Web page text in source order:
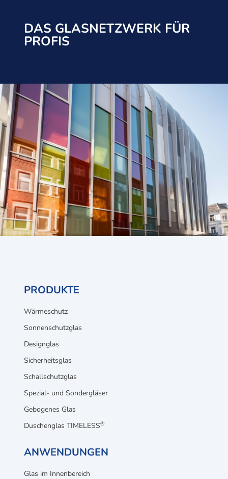
DAS GLASNETZWERK FÜR
PROFIS
PRODUKTE
Wärmeschutz
Sonnenschutzglas
Designglas
Sicherheitsglas
Schallschutzglas
Spezial- und Sondergläser
Gebogenes Glas
Duschenglas TIMELESS®
ANWENDUNGEN
Glas im Innenbereich